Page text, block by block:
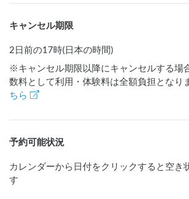
(❋サイドウォーニングや車外に椅子・テー
広げお食事可能)
桂浜まで１０分
高知市内
繁華街まで２５分
料金	3,500円(泊)※グループでの1台追加は可能
【ご利用いただける設備】
キャンセル期限
2日前の17時(日本の時間)
※キャンセル期限以降にキャンセルする場
数料として利用・体験料は全額負担となり
ちら
予約可能状況
カレンダーから日付をクリックすると空き
す